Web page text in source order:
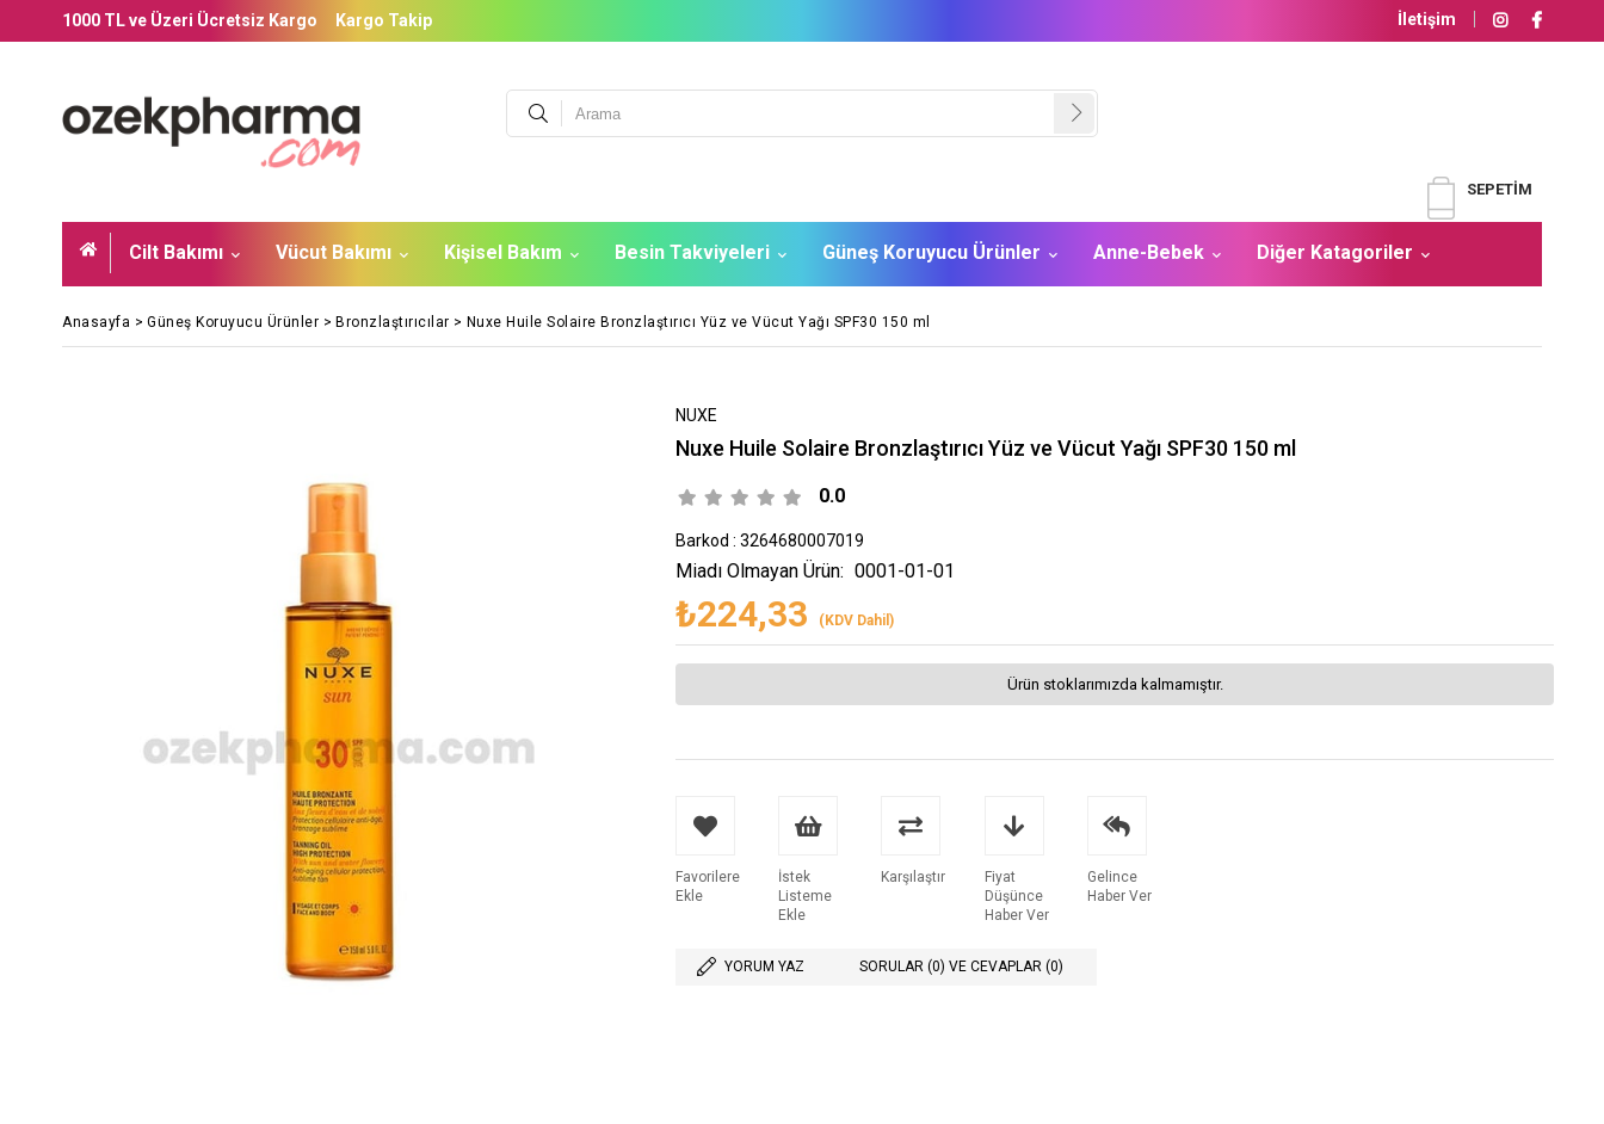
1000 TL ve Üzeri Ücretsiz Kargo Kargo Takip İletişim
SEPETIM
Cilt Bakımı Vücut Bakımı Kişisel Bakım Besin Takviyeleri Güneş Koruyucu Ürünler Anne-Bebek Diğer Katagoriler
Anasayfa > Güneş Koruyucu Ürünler > Bronzlaştırıcılar > Nuxe Huile Solaire Bronzlaştırıcı Yüz ve Vücut Yağı SPF30 150 ml
NUXE
Nuxe Huile Solaire Bronzlaştırıcı Yüz ve Vücut Yağı SPF30 150 ml
0.0
Barkod : 3264680007019
₺224,33 (KDV Dahil)
Miadı Olmayan Ürün: 0001-01-01
Ürün stoklarımızda kalmamıştır.
Favorilere
Ekle
İstek
Listeme
Ekle
Karşılaştır
Fiyat
Düşünce
Haber Ver
Gelince
Haber Ver
YORUM YAZ SORULAR (0) VE CEVAPLAR (0)